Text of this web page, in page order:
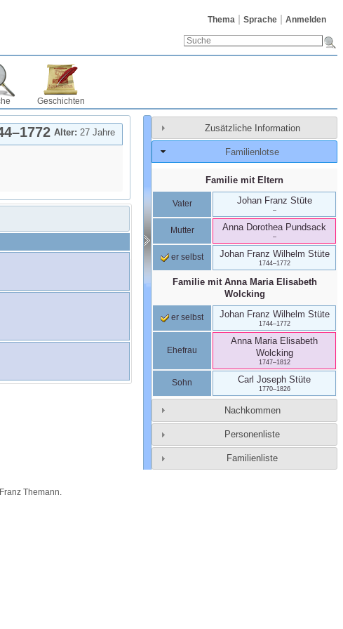
Thema Sprache Anmelden
Geschichten
Alter: 27 Jahre
–1772 Zusätzliche Information
Familienlotse
Familie mit Eltern
Vater Johan Franz Stüte
–
Mutter Anna Dorothea Pundsack
–
er selbst Johan Franz Wilhelm Stüte
1744–1772
Familie mit Anna Maria Elisabeth
Wolcking
er selbst Johan Franz Wilhelm Stüte
1744–1772
Ehefrau
Anna Maria Elisabeth
Wolcking
1747–1812
Sohn Carl Joseph Stüte
1770–1826
Nachkommen
Personenliste
Familienliste
Franz Themann.